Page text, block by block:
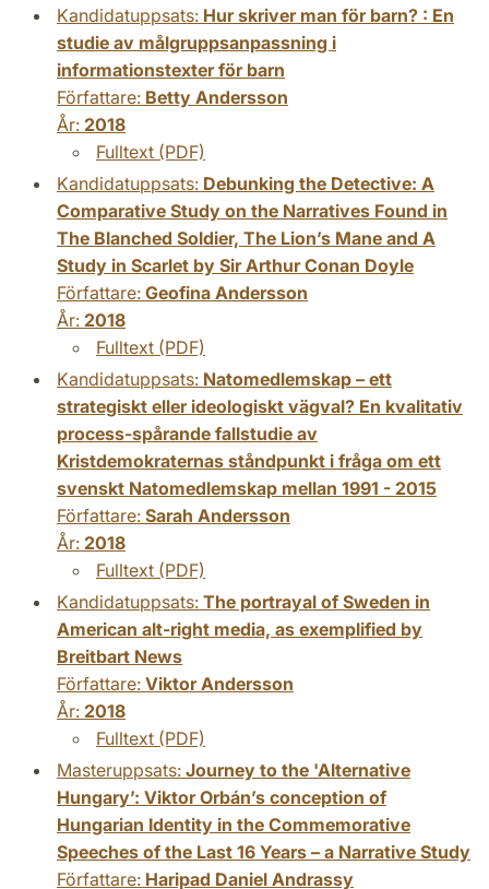
Kandidatuppsats: Hur skriver man för barn? : En
studie av målgruppsanpassning i
informationstexter för barn
Författare: Betty Andersson
År: 2018
Fulltext (PDF)
Kandidatuppsats: Debunking the Detective: A
Comparative Study on the Narratives Found in
The Blanched Soldier, The Lion’s Mane and A
Study in Scarlet by Sir Arthur Conan Doyle
Författare: Geofina Andersson
År: 2018
Fulltext (PDF)
Kandidatuppsats: Natomedlemskap – ett
strategiskt eller ideologiskt vägval? En kvalitativ
process-spårande fallstudie av
Kristdemokraternas ståndpunkt i fråga om ett
svenskt Natomedlemskap mellan 1991 - 2015
Författare: Sarah Andersson
År: 2018
Fulltext (PDF)
Kandidatuppsats: The portrayal of Sweden in
American alt-right media, as exemplified by
Breitbart News
Författare: Viktor Andersson
År: 2018
Fulltext (PDF)
Masteruppsats: Journey to the 'Alternative
Hungary’: Viktor Orbán’s conception of
Hungarian Identity in the Commemorative
Speeches of the Last 16 Years – a Narrative Study
Författare: Haripad Daniel Andrassy